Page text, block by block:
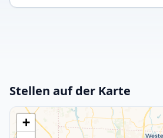
Stellen auf der Karte
+